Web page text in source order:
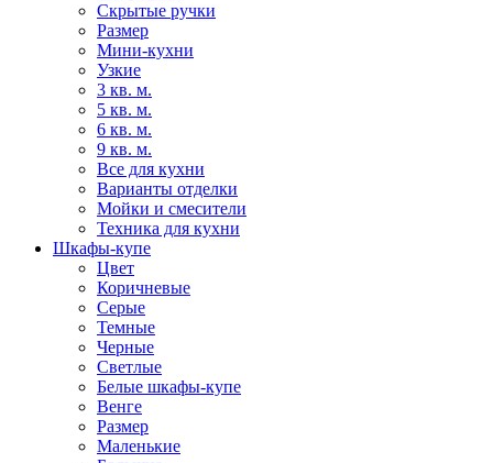
Скрытые ручки
Размер
Мини-кухни
Узкие
3 кв. м.
5 кв. м.
6 кв. м.
9 кв. м.
Все для кухни
Варианты отделки
Мойки и смесители
Техника для кухни
Шкафы-купе
Цвет
Коричневые
Серые
Темные
Черные
Светлые
Белые шкафы-купе
Венге
Размер
Маленькие